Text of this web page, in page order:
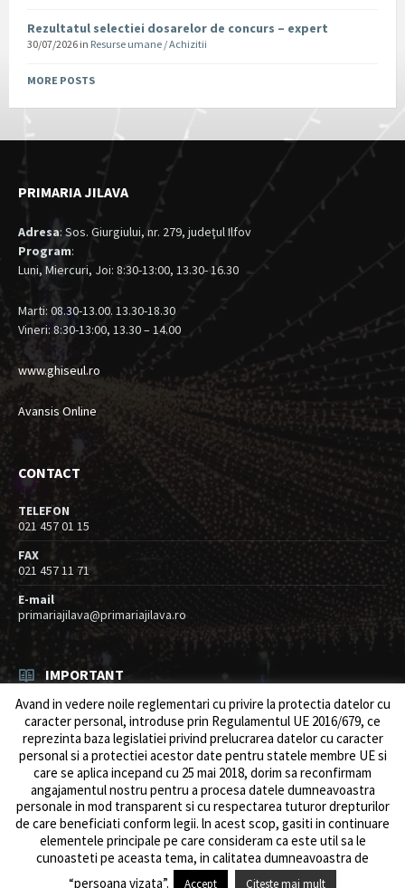
Rezultatul selectiei dosarelor de concurs – expert
30/07/2026 in Resurse umane / Achizitii
MORE POSTS
PRIMARIA JILAVA
Adresa: Sos. Giurgiului, nr. 279, judeţul Ilfov
Program:
Luni, Miercuri, Joi: 8:30-13:00, 13.30- 16.30
Marti: 08.30-13.00. 13.30-18.30
Vineri: 8:30-13:00, 13.30 – 14.00
www.ghiseul.ro
Avansis Online
CONTACT
TELEFON
021 457 01 15
FAX
021 457 11 71
E-mail
primariajilava@primariajilava.ro
IMPORTANT
Rezultat concurs expert – proba scrisa
06/08/2026 inResurse umane / Achizitii
Anunt concurs
05/08/2026 Resurse umane / Achizitii
© 2026 Primăria Comunei Jilava. Dev byows.ro
Avand in vedere noile reglementari cu privire la protectia datelor cu
caracter personal, introduse prin Regulamentul UE 2016/679, ce
reprezinta baza legislatiei privind prelucrarea datelor cu caracter
personal si a protectiei acestor date pentru statele membre UE si
care se aplica incepand cu 25 mai 2018, dorim sa reconfirmam
angajamentul nostru pentru a procesa datele dumneavoastra
personale in mod transparent si cu respectarea tuturor drepturilor
de care beneficiati conform legii. ln acest scop, gasiti in continuare
elementele principale pe care consideram ca este util sa le
cunoasteti pe aceasta tema, in calitatea dumneavoastra de
“persoana vizata”.
Accept Citeste mai mult